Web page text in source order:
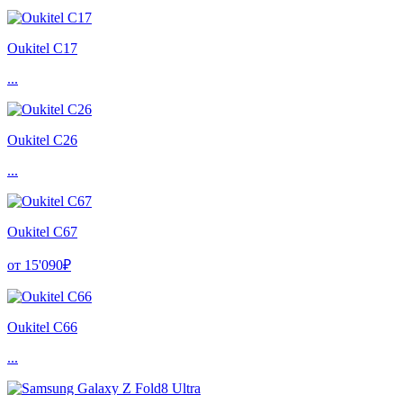
Oukitel C17
...
Oukitel C26
...
Oukitel C67
от 15'090₽
Oukitel C66
...